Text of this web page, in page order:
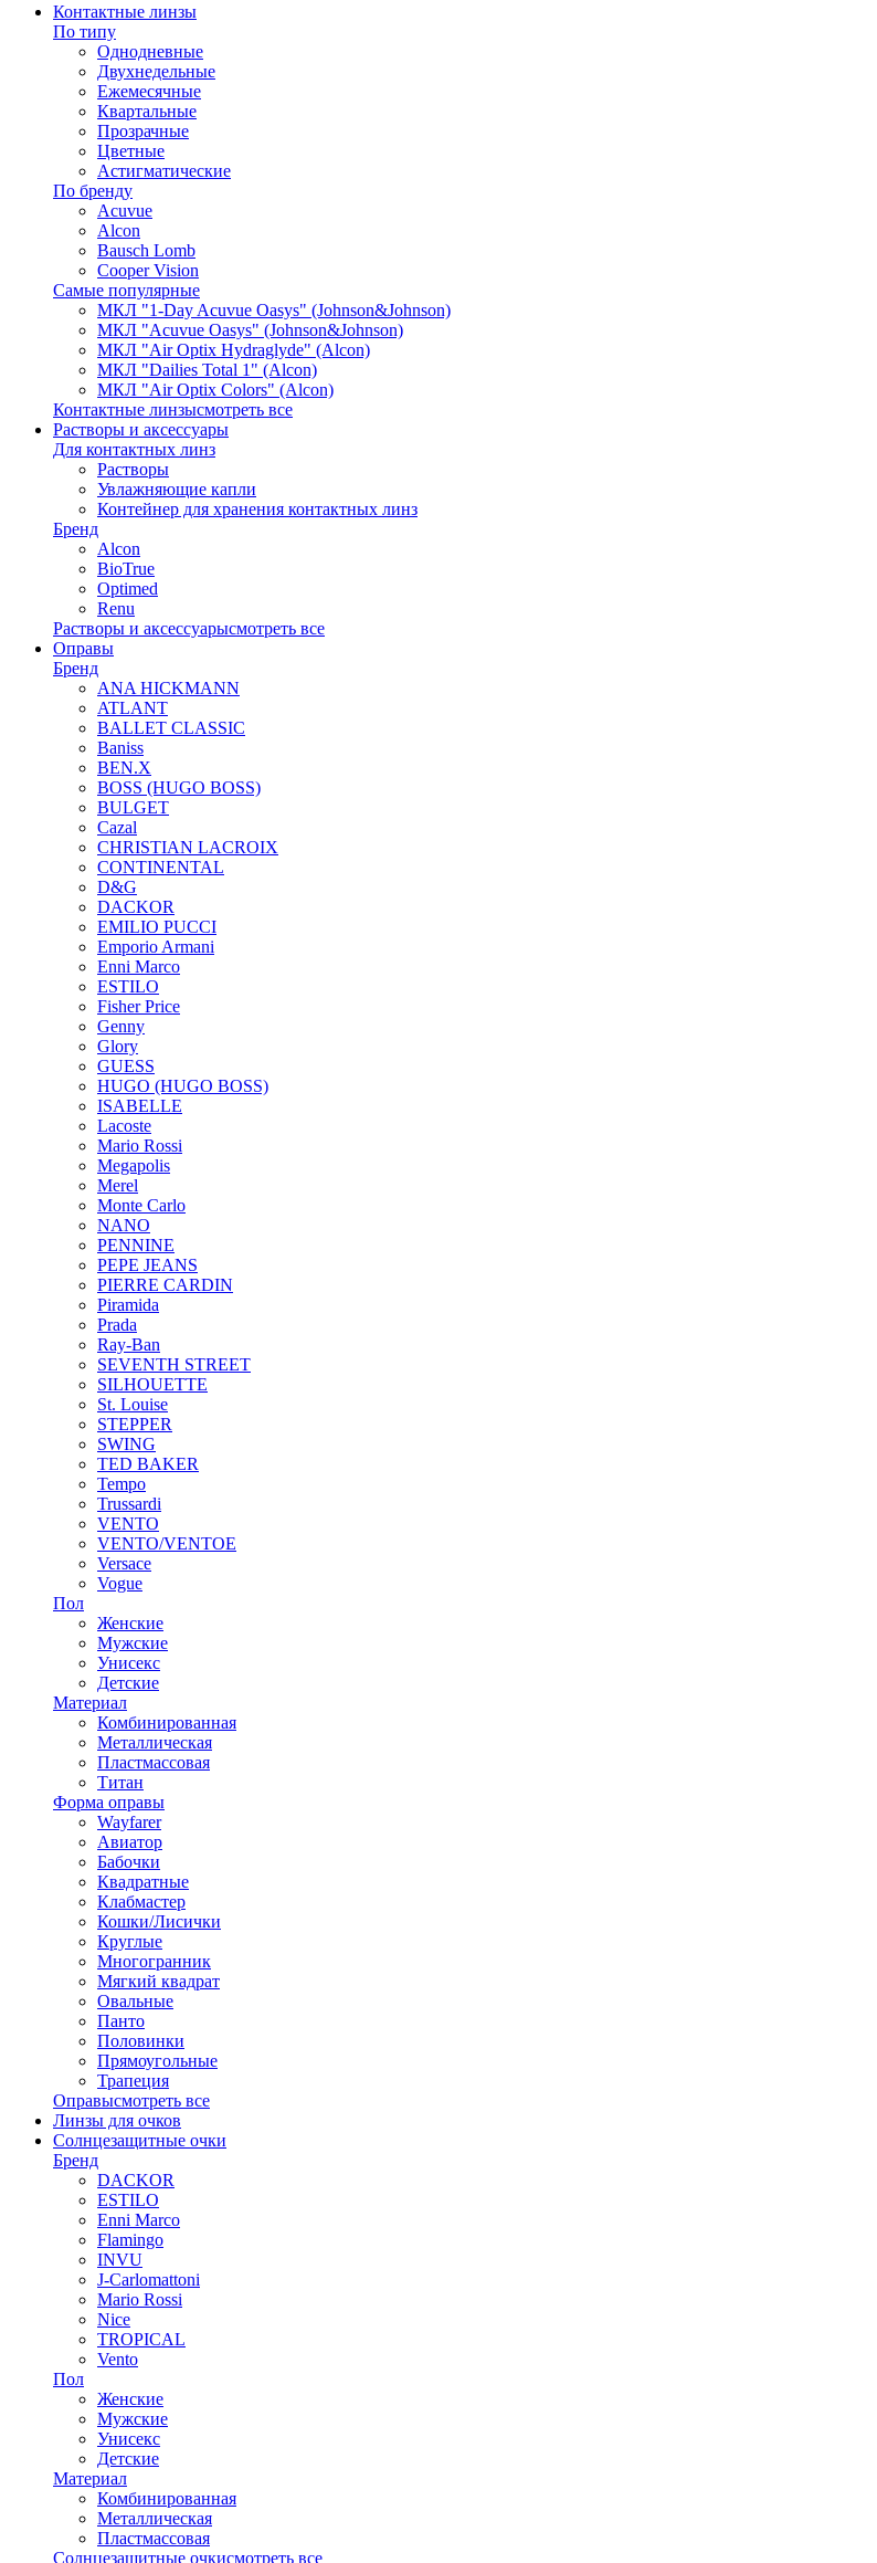
Контактные линзы
По типу
Однодневные
Двухнедельные
Ежемесячные
Квартальные
Прозрачные
Цветные
Астигматические
По бренду
Acuvue
Alcon
Bausch Lomb
Cooper Vision
Самые популярные
МКЛ "1-Day Acuvue Oasys" (Johnson&Johnson)
МКЛ "Acuvue Oasys" (Johnson&Johnson)
МКЛ "Air Optix Hydraglyde" (Alcon)
МКЛ "Dailies Total 1" (Alcon)
МКЛ "Air Optix Colors" (Alcon)
Контактные линзысмотреть все
Растворы и аксессуары
Для контактных линз
Растворы
Увлажняющие капли
Контейнер для хранения контактных линз
Бренд
Alcon
BioTrue
Optimed
Renu
Растворы и аксессуарысмотреть все
Оправы
Бренд
ANA HICKMANN
ATLANT
BALLET CLASSIC
Baniss
BEN.X
BOSS (HUGO BOSS)
BULGET
Cazal
CHRISTIAN LACROIX
CONTINENTAL
D&G
DACKOR
EMILIO PUCCI
Emporio Armani
Enni Marco
ESTILO
Fisher Price
Genny
Glory
GUESS
HUGO (HUGO BOSS)
ISABELLE
Lacoste
Mario Rossi
Megapolis
Merel
Monte Carlo
NANO
PENNINE
PEPE JEANS
PIERRE CARDIN
Piramida
Prada
Ray-Ban
SEVENTH STREET
SILHOUETTE
St. Louise
STEPPER
SWING
TED BAKER
Tempo
Trussardi
VENTO
VENTO/VENTOE
Versace
Vogue
Пол
Женские
Мужские
Унисекс
Детские
Материал
Комбинированная
Металлическая
Пластмассовая
Титан
Форма оправы
Wayfarer
Авиатор
Бабочки
Квадратные
Клабмастер
Кошки/Лисички
Круглые
Многогранник
Мягкий квадрат
Овальные
Панто
Половинки
Прямоугольные
Трапеция
Оправысмотреть все
Линзы для очков
Солнцезащитные очки
Бренд
DACKOR
ESTILO
Enni Marco
Flamingo
INVU
J-Carlomattoni
Mario Rossi
Nice
TROPICAL
Vento
Пол
Женские
Мужские
Унисекс
Детские
Материал
Комбинированная
Металлическая
Пластмассовая
Солнцезащитные очкисмотреть все